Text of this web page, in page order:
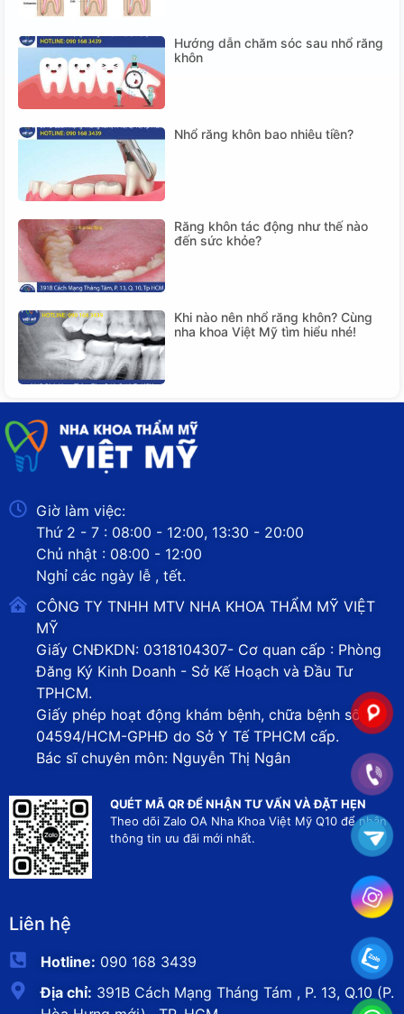
Hướng dẫn chăm sóc sau nhổ răng
khôn
Nhổ răng khôn bao nhiêu tiền?
Răng khôn tác động như thế nào
đến sức khỏe?
Khi nào nên nhổ răng khôn? Cùng
nha khoa Việt Mỹ tìm hiểu nhé!
Giờ làm việc:
Thứ 2 - 7 : 08:00 - 12:00, 13:30 - 20:00
Chủ nhật : 08:00 - 12:00
Nghỉ các ngày lễ , tết.
CÔNG TY TNHH MTV NHA KHOA THẨM MỸ VIỆT
MỸ
Giấy CNĐKDN: 0318104307- Cơ quan cấp : Phòng
Đăng Ký Kinh Doanh - Sở Kế Hoạch và Đầu Tư
TPHCM.
Giấy phép hoạt động khám bệnh, chữa bệnh số
04594/HCM-GPHĐ do Sở Y Tế TPHCM cấp.
Bác sĩ chuyên môn: Nguyễn Thị Ngân
QUÉT MÃ QR ĐỂ NHẬN TƯ VẤN VÀ ĐẶT HẸN
Theo dõi Zalo OA Nha Khoa Việt Mỹ Q10 để nhận
thông tin ưu đãi mới nhất.
Liên hệ
Hotline: 090 168 3439
Địa chỉ: 391B Cách Mạng Tháng Tám , P. 13, Q.10 (P.